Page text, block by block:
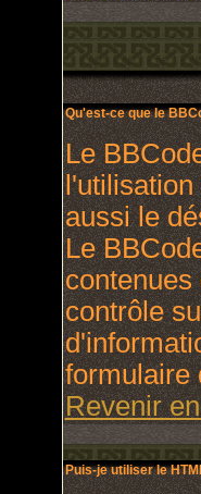
Qu'est-ce que le
Le
l'utilisation
aussi le
Le
contenues
contrôle
formulaire
Revenir
Puis-je utiliser le